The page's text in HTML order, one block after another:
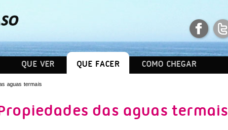
QUE VER QUE FACER COMO CHEGAR
aguas termais
das aguas termais